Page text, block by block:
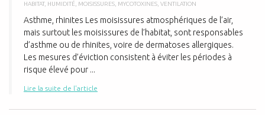
HABITAT, HUMIDITÉ MOISISSURES MYCOTOXINES VENTILATION
Asthme, rhinites Les moisissures atmosphériques de l’air,
mais surtout les moisissures de l’habitat, sont responsables
d’asthme ou de rhinites, voire de dermatoses allergiques.
Les mesures d’éviction consistent à éviter les périodes à
risque élevé pour ...
Lire la suite de l'article